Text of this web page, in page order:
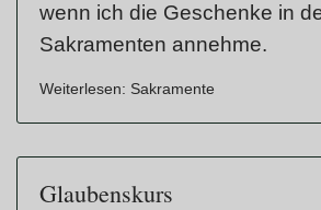
wenn ich die Geschenke in
Sakramenten annehme.
Weiterlesen: Sakramente
Glaubenskurs